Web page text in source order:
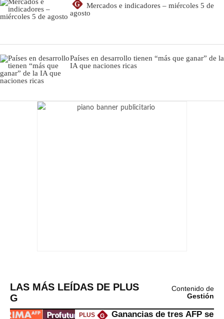
G
Mercados e indicadores – miércoles 5 de
agosto
Países en desarrollo tienen “más que ganar” de la
IA que naciones ricas
LAS MÁS LEÍDAS DE PLUS
G
Contenido de
Gestión
PLUS G
Ganancias de tres AFP se